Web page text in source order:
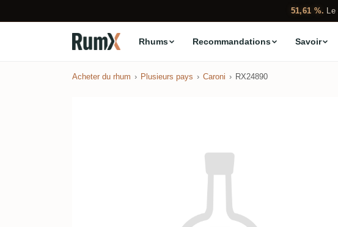
51,61 %.
Rhums Recommandations Savoir
Acheter du rhum Plusieurs pays Caroni RX24890